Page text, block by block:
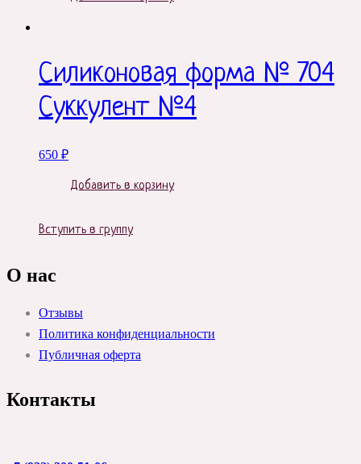
Силиконовая форма № 704
Суккулент №4
650 ₽
Добавить в корзину
Вступить в группу
О нас
Отзывы
Политика конфиденциальности
Публичная оферта
Контакты